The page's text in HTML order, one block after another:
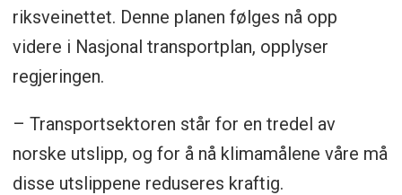
riksveinettet. Denne planen følges nå opp
videre i Nasjonal transportplan, opplyser
regjeringen.
– Transportsektoren står for en tredel av
norske utslipp, og for å nå klimamålene våre må
disse utslippene reduseres kraftig.